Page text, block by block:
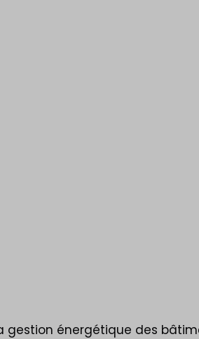
énergétique des